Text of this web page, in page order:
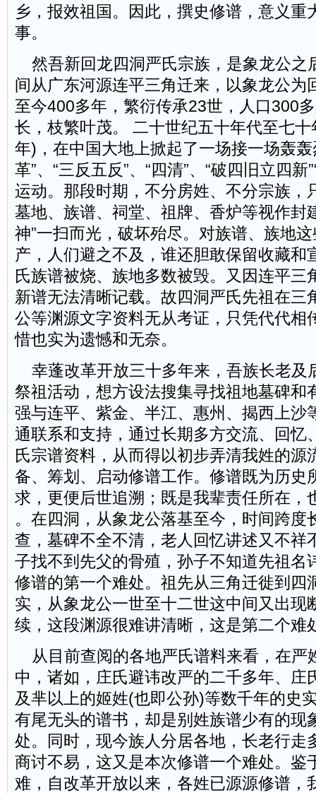
乡，报效祖国。因此，撰史修谱，意义重
事。
然吾新回龙四洞严氏宗族，是象龙公之
间从广东河源连平三角迁来，以象龙公为
至今400多年，繁衍传承23世，人口300
长，枝繁叶茂。 二十世纪五十年代至七
年)，在中国大地上掀起了一场接一场轰轰
革”、“三反五反”、“四清”、“破四旧立四新
运动。那段时期，不分房姓、不分宗族，
墓地、族谱、祠堂、祖牌、香炉等视作封
神”一扫而光，破坏殆尽。对族谱、族地
产，人们避之不及，谁还胆敢保留收藏和
氏族谱被烧、族地多数被毁。又因连平三
新谱无法清晰记载。故四洞严氏先祖在三
公等渊源文字资料无从考证，只凭代代相
惜也实为遗憾和无奈。
幸蓬改革开放三十多年来，吾族长老及
祭祖活动，想方设法搜集寻找祖地墓碑和
强与连平、紫金、半江、惠州、揭西上沙
通联系和支持，通过长期多方交流、回忆
氏宗谱资料，从而得以初步弄清我姓的源
备、筹划、启动修谱工作。修谱既为历史
求，更便后世追溯；既是我辈责任所在，
。在四洞，从象龙公落基至今，时间跨度
查，墓碑不全不清，老人回忆讲述又不祥
子找不到先父的骨殖，孙子不知道先祖名
修谱的第一个难处。祖先从三角迁徙到四
实，从象龙公一世至十二世这中间又出现
续，这段渊源很难讲清晰，这是第二个难
从目前查阅的各地严氏谱料来看，在严
中，诸如，庄氏避讳改严的二千多年、庄
及芈以上的姬姓(也即公孙)等数千年的史
有尾无头的谱书，却是别姓族谱少有的现
处。同时，现今族人分居各地，长老行走
商讨不易，这又是本次修谱一个难处。鉴
难，自改革开放以来，各姓已源源修谱，